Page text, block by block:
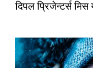
दिपल प्रिजेन्टर्स